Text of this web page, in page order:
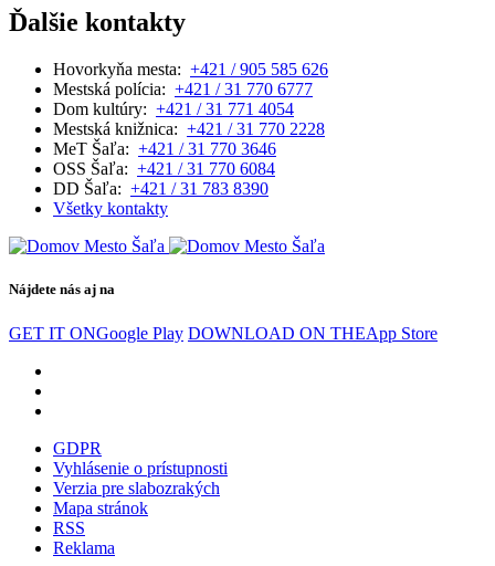
Ďalšie kontakty
Hovorkyňa mesta: +421 / 905 585 626
Mestská polícia: +421 / 31 770 6777
Dom kultúry: +421 / 31 771 4054
Mestská knižnica: +421 / 31 770 2228
MeT Šaľa: +421 / 31 770 3646
OSS Šaľa: +421 / 31 770 6084
DD Šaľa: +421 / 31 783 8390
Všetky kontakty
Nájdete nás aj na
GET IT ONGoogle Play DOWNLOAD ON THEApp Store
GDPR
Vyhlásenie o prístupnosti
Verzia pre slabozrakých
Mapa stránok
RSS
Reklama